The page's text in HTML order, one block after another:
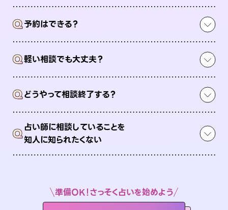
Q予約はできる？
Q軽い相談でも大丈夫？
Qどうやって相談終了する？
Q占い師に相談していることを
知人に知られたくない
準備OK！さっそく占いを始めよう